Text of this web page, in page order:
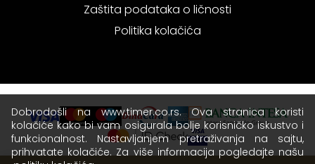
Zaštita podataka o ličnosti
Politika kolačića
Dobrodošli na www.timer.co.rs. Ova stranica koristi
kolačiće kako bi vam osigurala bolje korisničko iskustvo i
funkcionalnost. Nastavljanjem pretraživanja na sajtu,
prihvatate kolačiće. Za više informacija pogledajte našu